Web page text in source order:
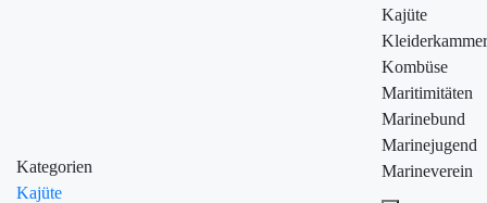
Kategorien
Kajüte
Kajüte
Kleiderkammer
Kombüse
Maritimitäten
Marinebund
Marinejugend
Marineverein